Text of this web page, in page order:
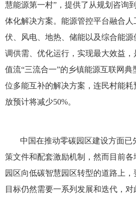
慧能源第一村”，提供了从规划咨询
体化解决方案。能源管控平台融合
伏、风电、地热、储能以及综合能
调供需、优化运行，实现最大效益，
值流“三流合一”的乡镇能源互联网
位多能互补的解决方案，连民村能耗
放预计将减少50%。
中国在推动零碳园区建设方面已
策文件和配套激励机制，然而目前
园区向低碳智慧园区转型的道路上
目标仍然需要一系列发展和迭代，对